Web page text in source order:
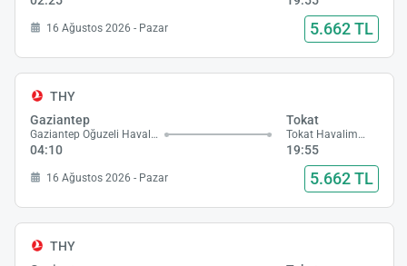
16 Ağustos 2026 - Pazar 5.662 TL
THY
Gaziantep
Gaziantep Oğuzeli Havalimanı
04:10
Tokat
Tokat Havalimanı
19:55
16 Ağustos 2026 - Pazar 5.662 TL
THY